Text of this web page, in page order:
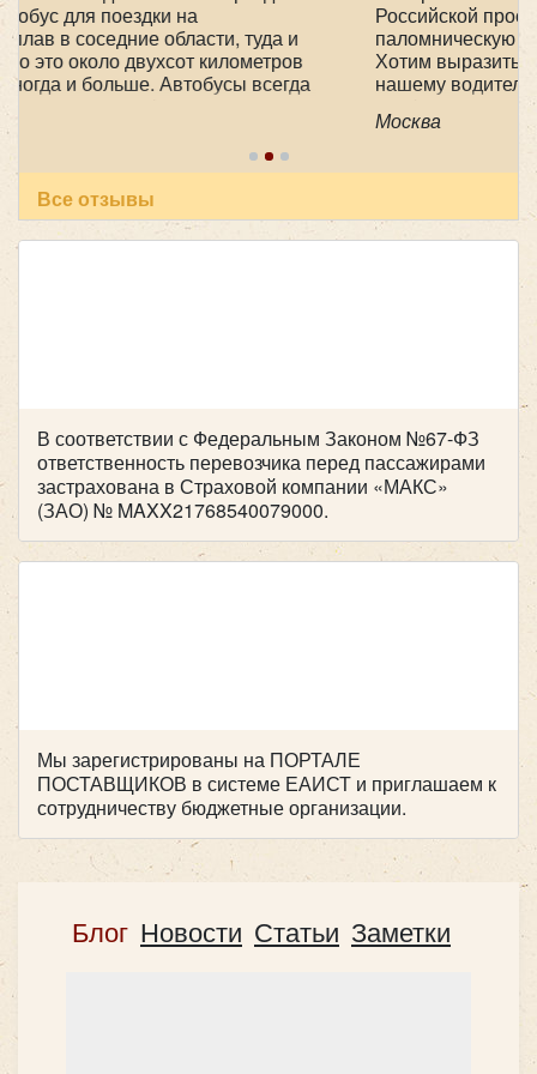
Российской просиявших, ездили в
паломническую поездку 1-2 мая в Дивеево .
Хотим выразить огромную благодарность
нашему водителю Феликсу, за его
пунктуальность . Побольше таких бы
специалистов! Очень приятный человек! В
автобусе всегда чисто, опрятно. Всем
рекомендуем пользоваться вашей транспортной
компанией , все слажено и главное надежно!
Желаем успехов и процветания !
Все отзывы
В соответствии с Федеральным Законом №67-ФЗ
ответственность перевозчика перед пассажирами
застрахована в Страховой компании «МАКС»
(ЗАО) № MAXX21768540079000.
Мы зарегистрированы на ПОРТАЛЕ
ПОСТАВЩИКОВ в системе ЕАИСТ и приглашаем к
сотрудничеству бюджетные организации.
Ford Transit
Mercedes Sprinter Люкс
Цена от: 2200 руб/час
Блог Новости Статьи Заметки